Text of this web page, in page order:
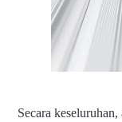
Secara